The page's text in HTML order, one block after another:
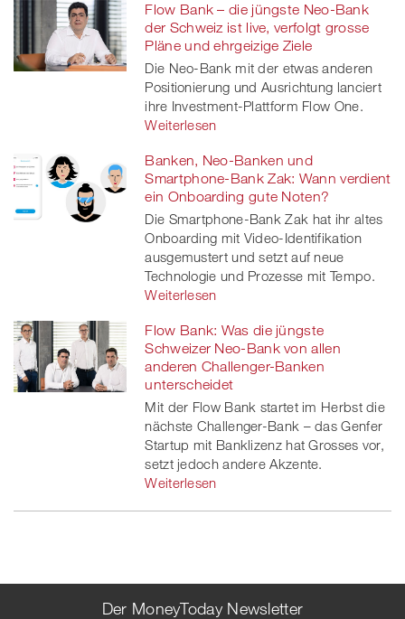
Flow Bank – die jüngste Neo-Bank
der Schweiz ist live, verfolgt grosse
Pläne und ehrgeizige Ziele
Die Neo-Bank mit der etwas anderen
Positionierung und Ausrichtung lanciert
ihre Investment-Plattform Flow One.
Weiterlesen
Banken, Neo-Banken und
Smartphone-Bank Zak: Wann verdient
ein Onboarding gute Noten?
Die Smartphone-Bank Zak hat ihr altes
Onboarding mit Video-Identifikation
ausgemustert und setzt auf neue
Technologie und Prozesse mit Tempo.
Weiterlesen
Flow Bank: Was die jüngste
Schweizer Neo-Bank von allen
anderen Challenger-Banken
unterscheidet
Mit der Flow Bank startet im Herbst die
nächste Challenger-Bank – das Genfer
Startup mit Banklizenz hat Grosses vor,
setzt jedoch andere Akzente.
Weiterlesen
Der MoneyToday Newsletter